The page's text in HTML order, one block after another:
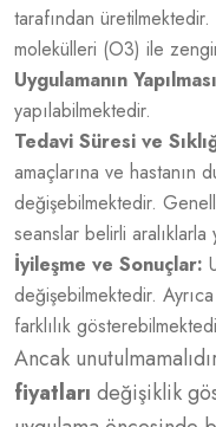
tarafından
molekülleri (O3) ile
Uygulamanın
yapılabilmektedir.
Tedavi Süresi ve
amaçlarına ve hastanın
değişebilmektedir.
seanslar belirli aralıklarla
İyileşme ve Sonuçlar:
değişebilmektedir.
farklılık
Ancak
fiyatları değişiklik